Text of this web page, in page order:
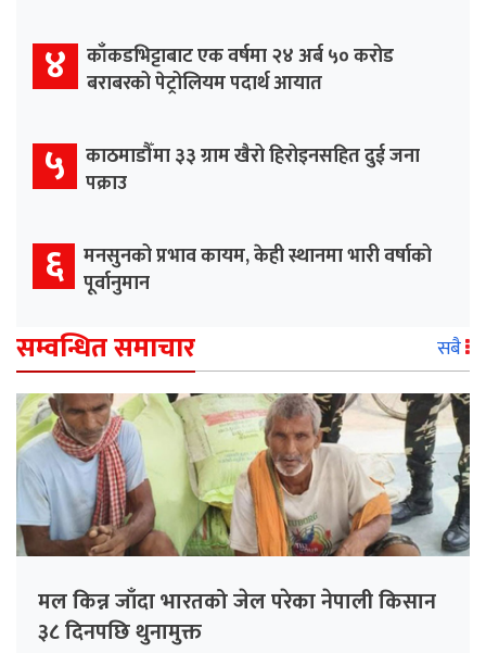
४ काँकडभिट्टाबाट एक वर्षमा २४ अर्ब ५० करोड
बराबरको पेट्रोलियम पदार्थ आयात
५ काठमाडौँमा ३३ ग्राम खैरो हिरोइनसहित दुई जना
पक्राउ
६ मनसुनको प्रभाव कायम, केही स्थानमा भारी वर्षाको
पूर्वानुमान
सम्वन्धित समाचार सबै
मल किन्न जाँदा भारतको जेल परेका नेपाली किसान
३८ दिनपछि थुनामुक्त